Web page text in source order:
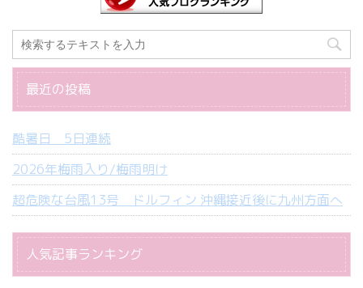
最近の投稿
酷暑日 5日連続
2026年梅雨入り/梅雨明け
超危険な台風13号 ドルフィン 沖縄接近後に九州方面へ
人気記事ランキング